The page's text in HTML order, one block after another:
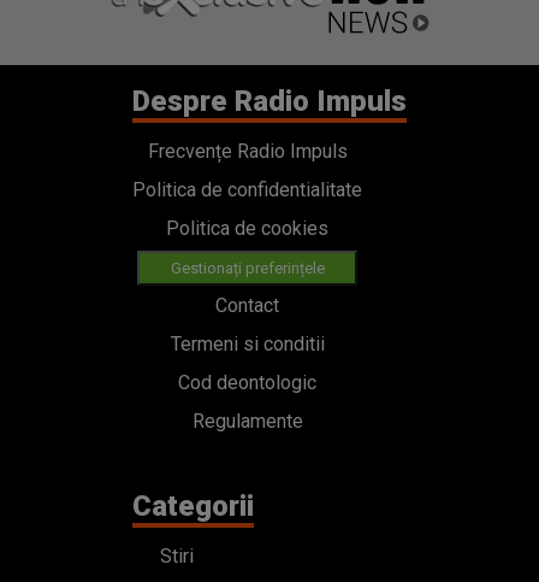
Despre Radio Impuls
Frecvențe Radio Impuls
Politica de confidentialitate
Politica de cookies
Gestionați preferințele
Contact
Termeni si conditii
Cod deontologic
Regulamente
Categorii
Stiri